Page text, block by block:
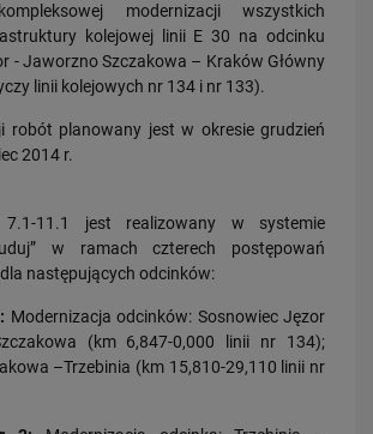
modernizacji wszystkich
kolejowej linii E 30 na odcinku
- Jaworzno Szczakowa – Kraków Główny
linii kolejowych nr 134 i nr 133).
robót planowany jest w okresie grudzień
2014 r.
7.1-11.1 jest realizowany w systemie
w ramach czterech postępowań
następujących odcinków:
Modernizacja odcinków: Sosnowiec Jęzor
(km 6,847-0,000 linii nr 134);
–Trzebinia (km 15,810-29,110 linii nr